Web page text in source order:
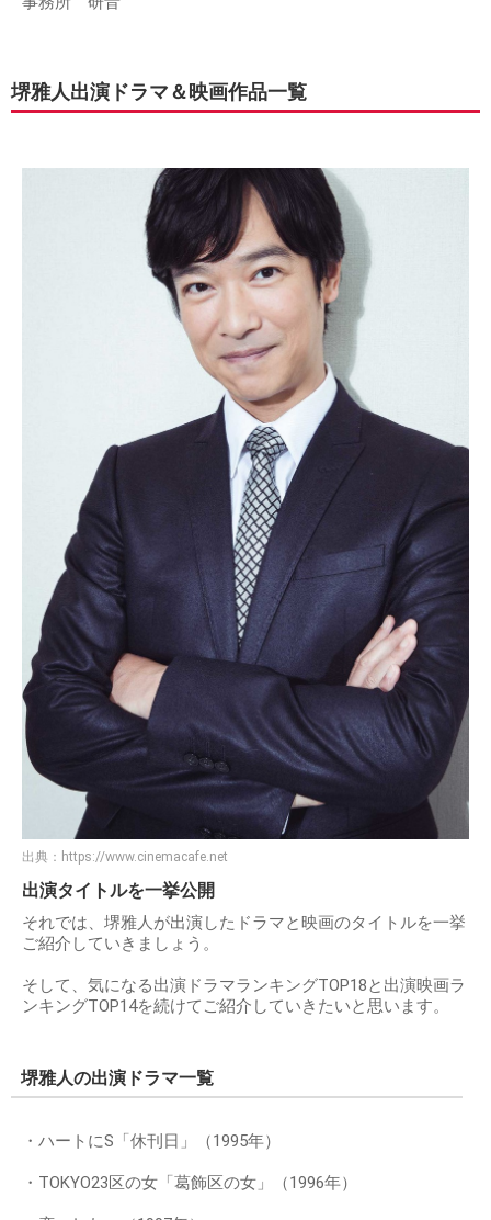
堺雅人出演ドラマ＆映画作品一覧
出典： https://www.cinemacafe.net
出演タイトルを一挙公開
それでは、堺雅人が出演したドラマと映画のタイトルを一挙
ご紹介していきましょう。
そして、気になる出演ドラマランキングTOP18と出演映画ラ
ンキングTOP14を続けてご紹介していきたいと思います。
堺雅人の出演ドラマ一覧
・ハートにS「休刊日」（1995年）
・TOKYO23区の女「葛飾区の女」（1996年）